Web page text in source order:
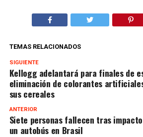
TEMAS RELACIONADOS
SIGUIENTE
Kellogg adelantará para finales de
eliminación de colorantes
sus cereales
ANTERIOR
Siete personas fallecen tras
un autobús en Brasil